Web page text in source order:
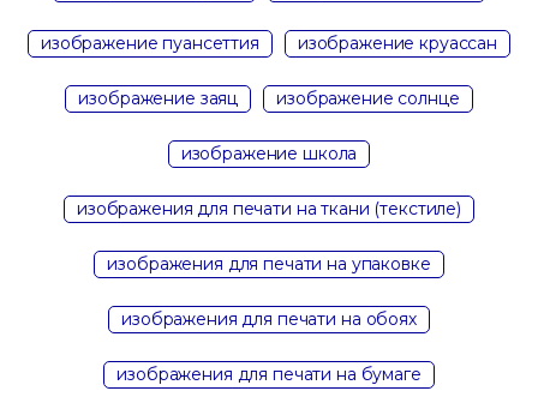
изображение пуансеттия изображение круассан
изображение заяц изображение солнце
изображение школа
изображения для печати на ткани (текстиле)
изображения для печати на упаковке
изображения для печати на обоях
изображения для печати на бумаге